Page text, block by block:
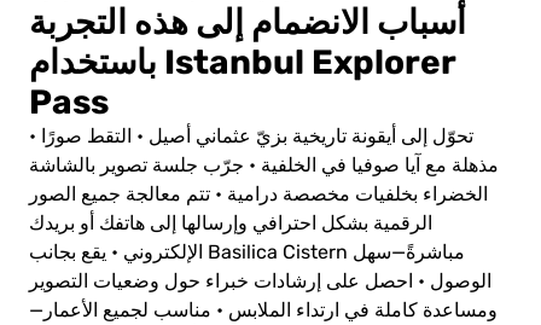
أسباب الانضمام إلى هذه التجربة
باستخدام Istanbul Explorer
Pass
• تحوّل إلى أيقونة تاريخية بزيّ عثماني أصيل • التقط صورًا
مذهلة مع آيا صوفيا في الخلفية • جرّب جلسة تصوير بالشاشة
الخضراء بخلفيات مخصصة درامية • تتم معالجة جميع الصور
الرقمية بشكل احترافي وإرسالها إلى هاتفك أو بريدك
الإلكتروني • يقع بجانب Basilica Cistern مباشرةً—سهل
الوصول • احصل على إرشادات خبراء حول وضعيات التصوير
ومساعدة كاملة في ارتداء الملابس • مناسب لجميع الأعمار—